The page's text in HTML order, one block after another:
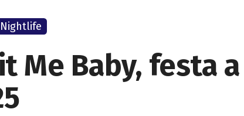
Me Baby, festa
Nightlife